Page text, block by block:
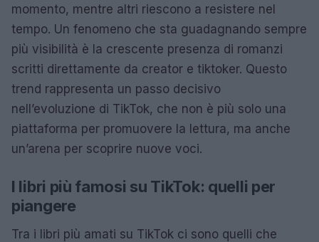
momento, mentre altri riescono a resistere nel
tempo. Un fenomeno che sta guadagnando sempre
più visibilità è la crescente presenza di romanzi
scritti direttamente da creator e tiktoker. Questo
trend rappresenta un passo decisivo
nell’evoluzione di TikTok, che non è più solo una
piattaforma per promuovere la lettura, ma anche
un’arena per scoprire nuove voci.
I libri più famosi su TikTok: quelli per
piangere
Tra i libri più amati su TikTok ci sono quelli che